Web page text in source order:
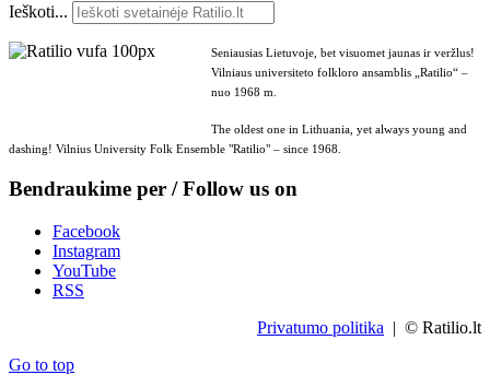
Ieškoti...
Seniausias Lietuvoje, bet visuomet jaunas ir veržlus!
Vilniaus universiteto folkloro ansamblis „Ratilio“ –
nuo 1968 m.
The oldest one in Lithuania, yet always young and
dashing! Vilnius University Folk Ensemble "Ratilio" – since 1968.
Bendraukime per / Follow us on
Facebook
Instagram
YouTube
RSS
Privatumo politika | © Ratilio.lt
Go to top